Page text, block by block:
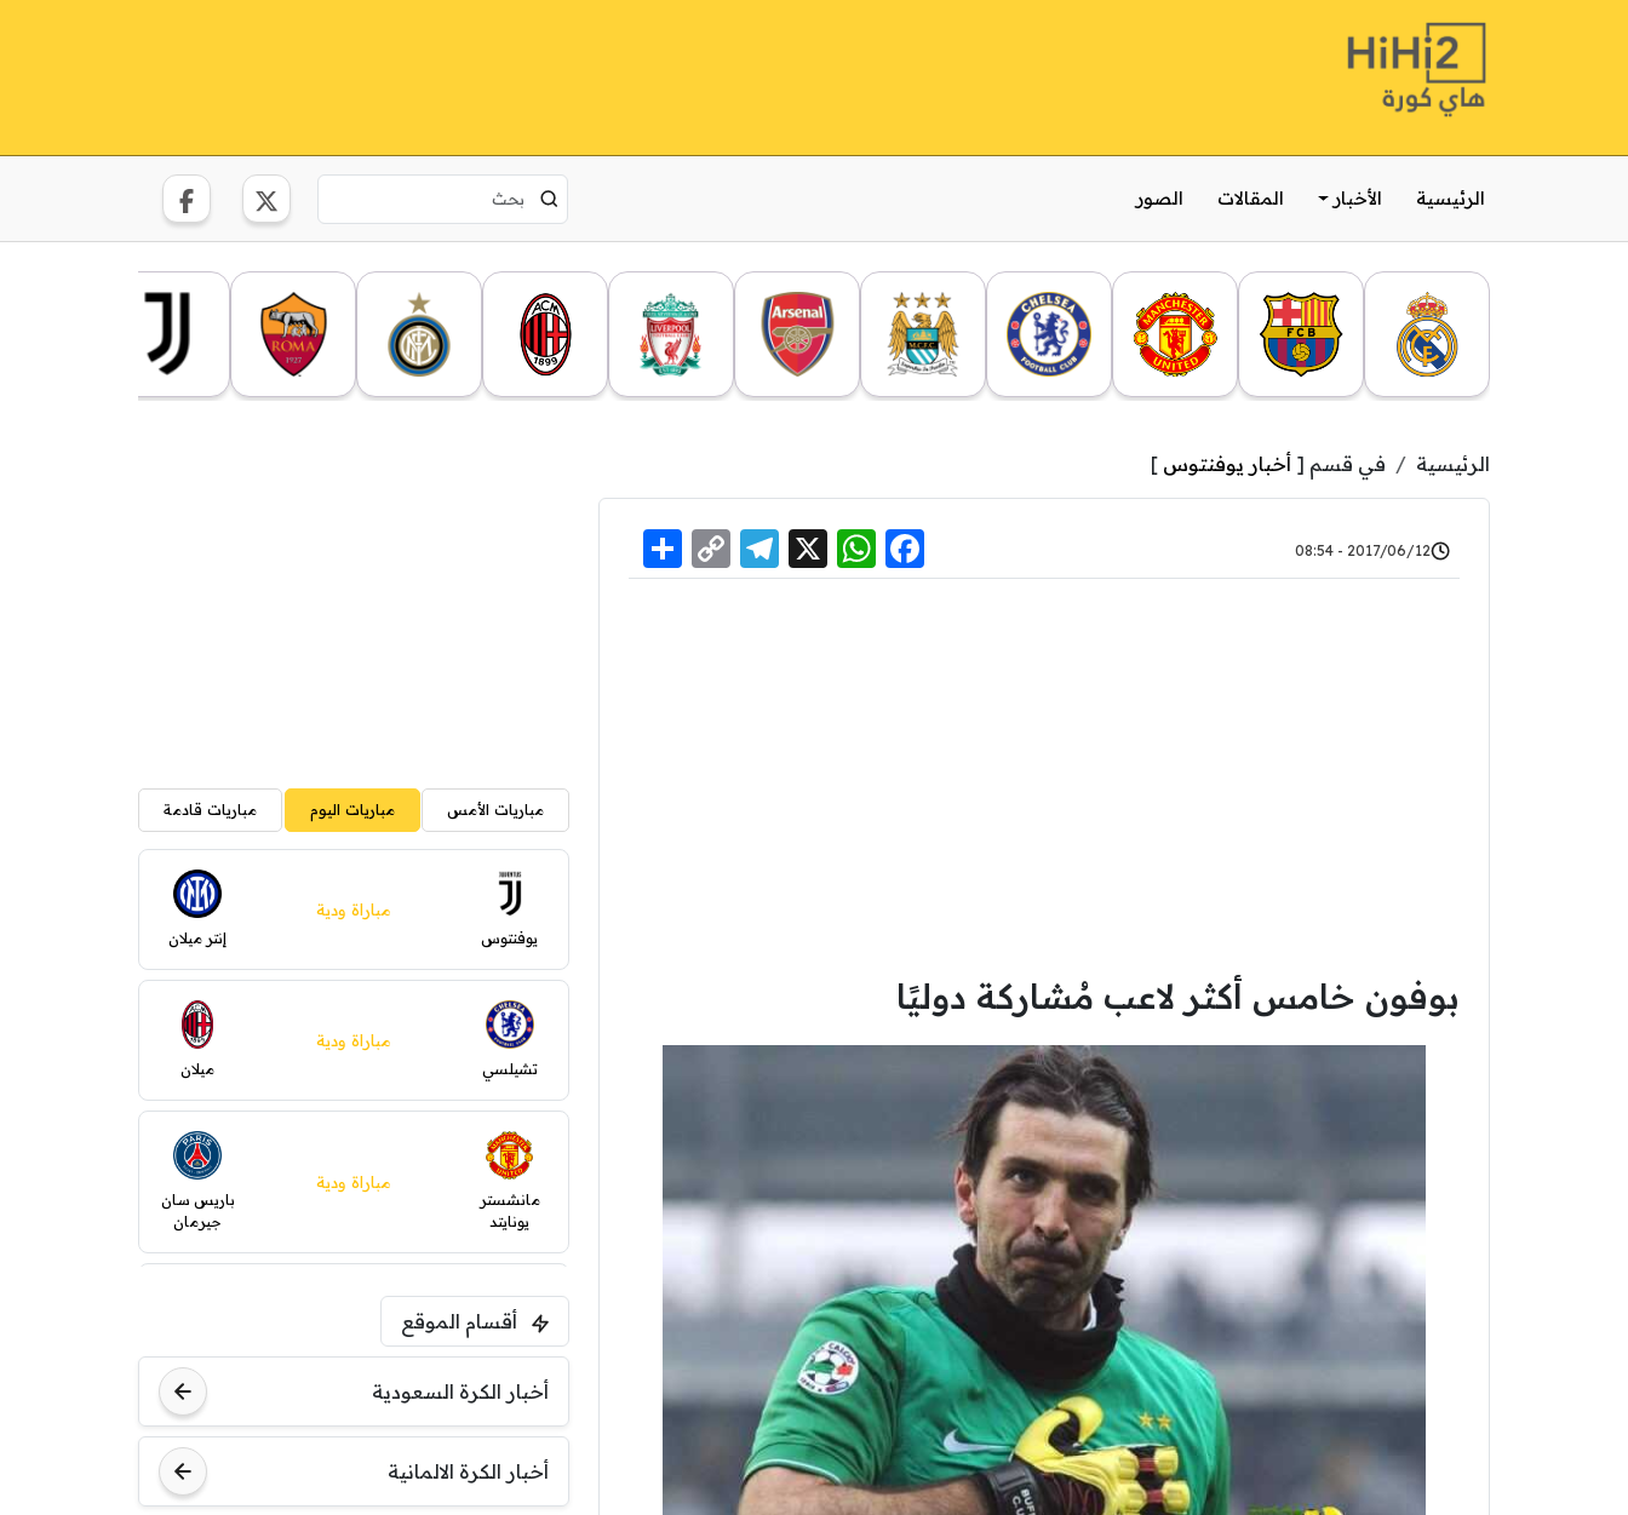
الرئيسية الأخبار المقالات الصور
الرئيسية في قسم [ أخبار يوفنتوس ]
2017/06/12 - 08:54
Facebook
WhatsApp
X
Telegram
Copy
Link
بوفون خامس أكثر لاعب مُشاركة دوليًا
مباريات الأمس مباريات اليوم مباريات قادمة
يوفنتوس
مباراة ودية
إنتر ميلان
تشيلسي
مباراة ودية
ميلان
مانشستر
يونايتد
مباراة ودية
باريس سان
جيرمان
فرينتسفاروشي ريال مدريد
مباراة ودية
نوتنغهام
فورست
أقسام الموقع
أخبار الكرة السعودية
أخبار الكرة الالمانية